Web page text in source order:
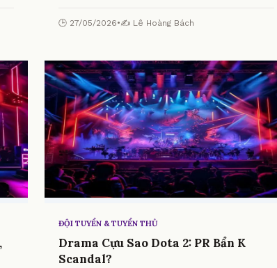
Legends Americas từ chuyên gia.
🕒 27/05/2026•✍️ Lê Hoàng Bách
ĐỘI TUYỂN & TUYỂN THỦ
Drama Cựu Sao Dota 2: PR Bẩn K
Scandal?